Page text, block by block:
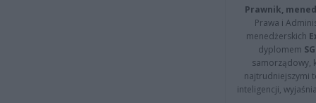
Prawnik,
Prawa i
menedżerskich
dyplomem
samorządowy,
najtrudniejszymi
inteligencji,